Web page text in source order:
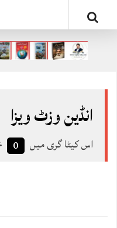
انڈین وزٹ ویزا
اس کیٹا گری میں 0